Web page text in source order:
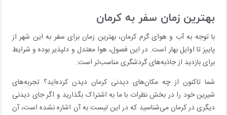
بهترین زمان سفر به کرمان
با توجه به آب و هوای گرم کرمان، بهترین زمان برای سفر به این شهر از
پاییز تا اوایل بهار است. در این فصول، هوا معتدل و دلپذیر بوده و شرایط
برای بازدید از جاذبه‌های گردشگری مناسب‌تر است.
شما تاکنون از چه مکان‌های دیدنی کرمان دیدن کرده‌اید؟ تجربه‌های
شیرین خود را در بخش نظرات با ما به اشتراک بگذارید و اگر جای دیدنی
دیگری در کرمان می‌شناسید که در این لیست به آن اشاره نشده است، آن